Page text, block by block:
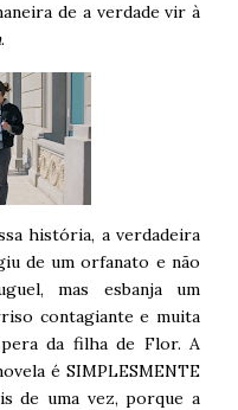
de a verdade vir à
.
história, a verdadeira
de um orfanato e não
mas esbanja um
contagiante e muita
da filha de Flor. A
é SIMPLESMENTE
de uma vez, porque a